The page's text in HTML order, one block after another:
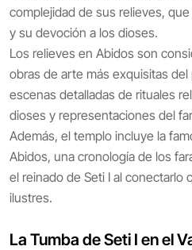
complejidad de sus relieves,
y su devoción a los dioses.
Los relieves en Abidos son
obras de arte más exquisitas
escenas detalladas de rituales
dioses y representaciones del
Además, el templo incluye la
Abidos, una cronología de los
el reinado de Seti I al conectarlo
ilustres.
La Tumba de Seti I en el